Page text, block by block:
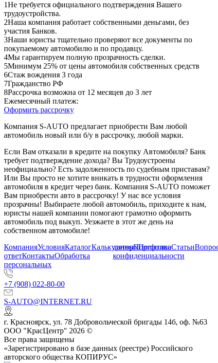
1Не требуется официального подтверждения Вашего
трудоустройства.
2Наша компания работает собственными деньгами, без
участия Банков.
3Наши юристы тщательно проверяют все документы по
покупаемому автомобилю и по продавцу.
4Мы гарантируем полную прозрачность сделки.
5Минимум 25% от цены автомобиля собственных средств
6Стаж вождения 3 года
7Гражданство РФ
8Рассрочка возможна от 12 месяцев до 3 лет
Ежемесячный платеж:
Оформить рассрочку
Компания S-AUTO предлагает приобрести Вам любой
автомобиль новый или б/у в рассрочку, любой марки.
Если Вам отказали в кредите на покупку Автомобиля? Банк
требует подтверждение дохода? Вы Трудоустроены
неофициально? Есть задолженность по судебным приставам?
Или Вы просто не хотите вникать в трудности оформления
автомобиля в кредит через банк. Компания S-AUTO поможет
Вам приобрести авто в рассрочку! У нас все условия
прозрачны! Выбираете любой автомобиль, приходите к нам,
юристы нашей компании помогают грамотно оформить
автомобиль под выкуп. Уезжаете в этот же день на
собственном автомобиле!
КомпанияУсловияКаталогКалькуляторПортфолиоСтатьи
ответКонтактыОбработка
персональных
данныхПолитика
конфиденциальности
+7 (908) 022-80-00
S-AUTO@INTERNET.RU
г. Красноярск, ул. 78 Добровольческой бригады 14б, оф. №63
ООО "КрасЦентр" 2026 ©
Все права защищены
«Зарегистрировано в базе данных (реестре) Российского
авторского общества КОПИРУС»